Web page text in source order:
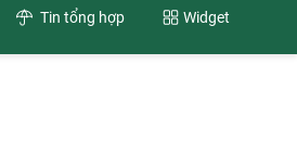
Tin tổng hợp Widget